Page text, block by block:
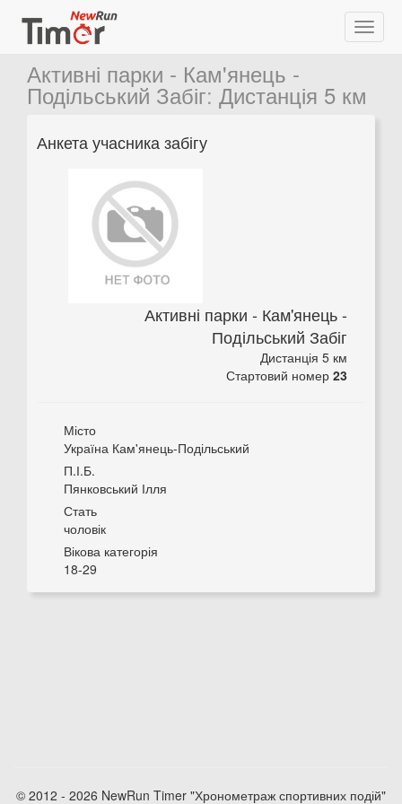
Активні парки - Кам'янець -
Подільський Забіг: Дистанція 5 км
Анкета учасника забігу
Активні парки - Кам'янець -
Подільський Забіг
Дистанція 5 км
Стартовий номер 23
Місто
Україна Кам'янець-Подільський
П.І.Б.
Пянковський Ілля
Стать
чоловік
Вікова категорія
18-29
© 2012 - 2026 NewRun Timer "Хронометраж спортивних подій"